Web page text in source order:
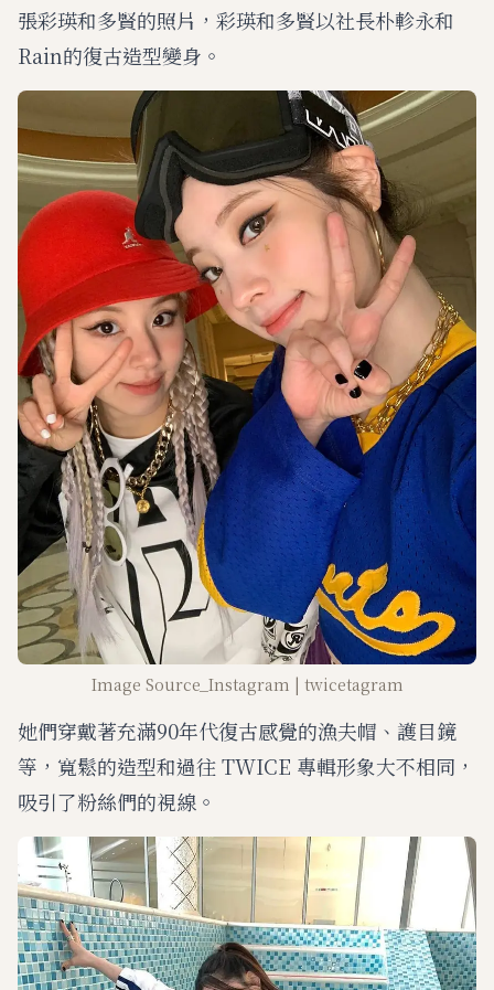
張彩瑛和多賢的照片，彩瑛和多賢以社長朴軫永和
Rain的復古造型變身。
Image Source_Instagram | twicetagram
她們穿戴著充滿90年代復古感覺的漁夫帽、護目鏡
等，寬鬆的造型和過往 TWICE 專輯形象大不相同，
吸引了粉絲們的視線。